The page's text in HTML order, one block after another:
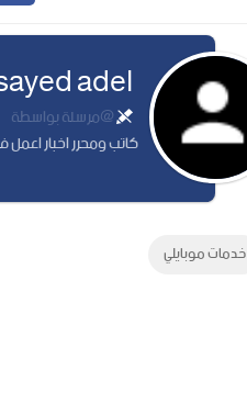
adel
@مرسلة بواسطة
كاتب ومحرر اخبار
خدمات موبايلي